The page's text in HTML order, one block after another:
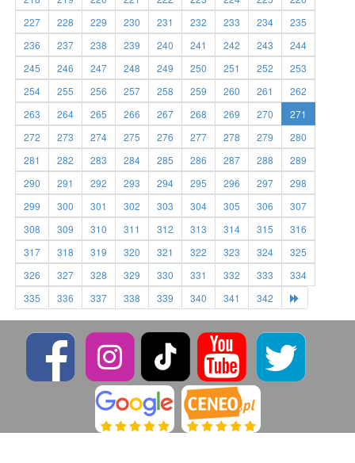
227
228 229 230 231 232 233 234
235
236
237 238 239 240 241 242 243
244
245
246 247 248 249 250 251 252
253
254
255 256 257 258 259 260 261
262
263
264 265 266 267 268 269 270
271
272
273 274 275 276 277 278 279
280
281
282 283 284 285 286 287 288
289
290
291 292 293 294 295 296 297
298
299
300 301 302 303 304 305 306
307
308
309 310 311 312 313 314 315
316
317
318 319 320 321 322 323 324
325
326
327 328 329 330 331 332 333
334
335
336 337 338 339 340 341 342